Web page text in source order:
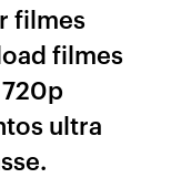
filmes
filmes
ultra